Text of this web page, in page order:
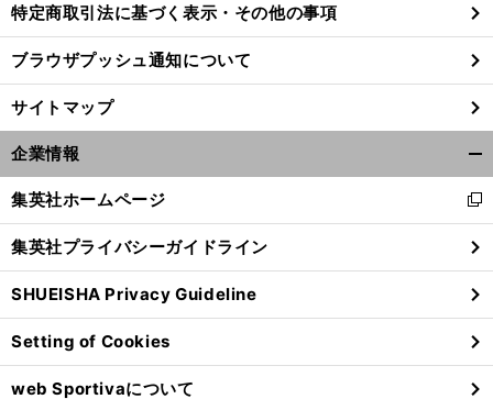
前
特定商取引法に基づく表示・その他の事項
ブラウザプッシュ通知について
サイトマップ
企業情報
閉
る
集英社ホームページ
新
し
い
ウ
ィ
ン
ド
ウ
で
集英社プライバシーガイドライン
SHUEISHA Privacy Guideline
Setting of Cookies
web Sportivaについて